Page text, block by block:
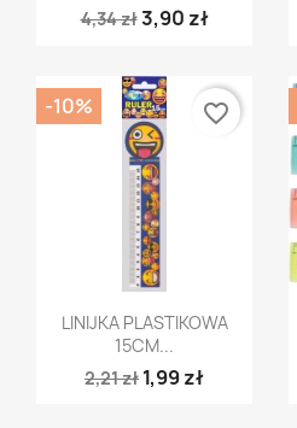
4,34 zł3,90 zł
Szybki podgląd
LINIJKA PLASTIKOWA
15CM...
2,21 zł 1,99 zł
-10% favorite_border